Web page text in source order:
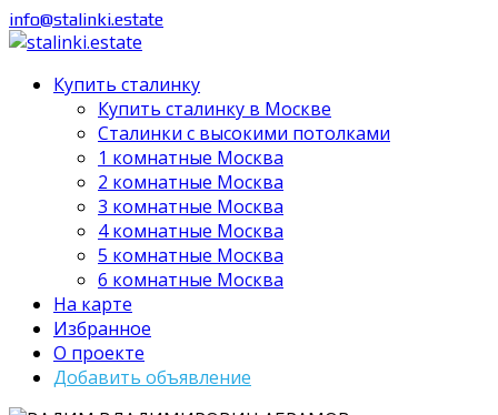
info@stalinki.estate
Купить сталинку
Купить сталинку в Москве
Cталинки с высокими потолками
1 комнатные Москва
2 комнатные Москва
3 комнатные Москва
4 комнатные Москва
5 комнатные Москва
6 комнатные Москва
На карте
Избранное
О проекте
Добавить объявление